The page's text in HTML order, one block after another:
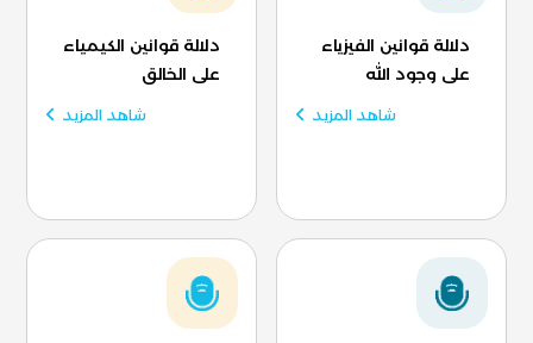
دلالة قوانين الفيزياء
على وجود الله
شاهد المزيد
دلالة قوانين الكيمياء
على الخالق
شاهد المزيد